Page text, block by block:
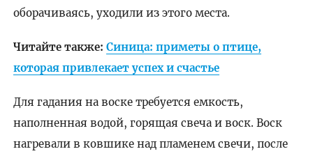
оборачиваясь, уходили из этого места.
Читайте также: Синица: приметы о птице,
которая привлекает успех и счастье
Для гадания на воске требуется емкость,
наполненная водой, горящая свеча и воск. Воск
нагревали в ковшике над пламенем свечи, после